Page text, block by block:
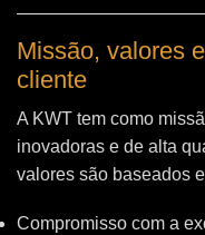
Missão, valores
cliente
A KWT tem como
inovadoras e de alta
valores são baseados
Compromisso com a